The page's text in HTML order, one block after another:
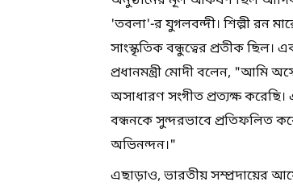
'তবলা'-র যুগলবন্দী। শিল্পী রন
সাংস্কৃতিক বন্ধুত্বের প্রতীক ছিল।
প্রধানমন্ত্রী মোদী বলেন, "আমি
অসাধারণ সংগীত প্রত্যক্ষ
বন্ধনকে সুন্দরভাবে প্রতিফলিত
অভিনন্দন।"
এছাড়াও, ভারতীয় সম্প্রদায়ের